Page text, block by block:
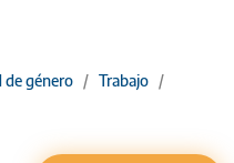
de género / Trabajo /